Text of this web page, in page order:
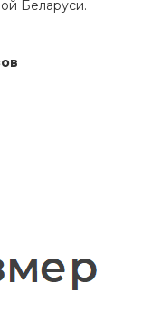
Беларуси.